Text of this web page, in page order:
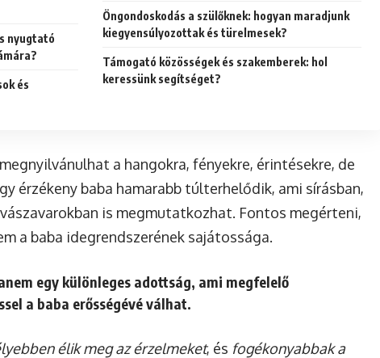
nyugtató
és
Öngondoskodás a szülőknek: hogyan maradjunk
kiegyensúlyozottak és türelmesek?
Támogató közösségek és szakemberek: hol
keressünk segítséget?
a hangokra, fényekre, érintésekre, de
érzékeny baba hamarabb túlterhelődik, ami sírásban,
is megmutatkozhat. Fontos megérteni,
a baba idegrendszerének sajátossága.
egy különleges adottság, ami megfelelő
a baba erősségévé válhat.
élik meg az érzelmeket, és fogékonyabbak a